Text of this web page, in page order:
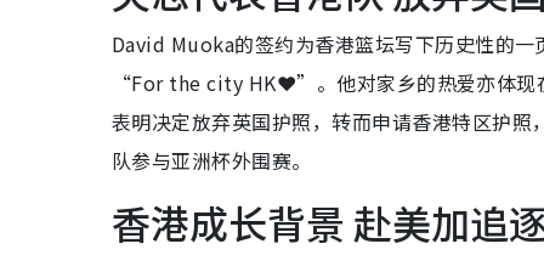
David Muoka的签约为香港篮坛写下历史性的
“For the city HK❤️”。他对家乡的热爱亦体现
表明决定放弃英国护照，转而申请香港特区护
队参与亚洲杯外围赛。
香港成长背景 赴美加追